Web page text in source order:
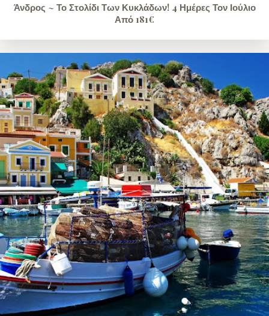
Άνδρος ~ Το Στολίδι Των Κυκλάδων! 4 Ημέρες Τον Ιούλιο
Από 181€